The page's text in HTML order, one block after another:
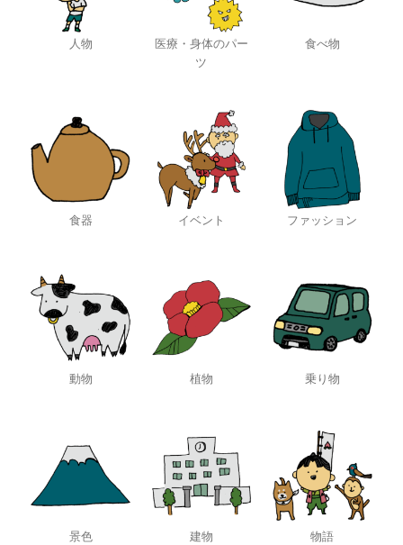
人物
医療・身体のパー
ツ
食べ物
食器 イベント ファッション
動物 植物 乗り物
景色 建物 物語